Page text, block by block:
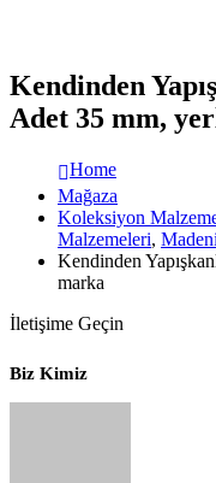
Kendinden
Adet 35 mm,
Home
Mağaza
Koleksiyon
Malzemeleri,
Kendinden
marka
İletişime Geçin
Biz Kimiz